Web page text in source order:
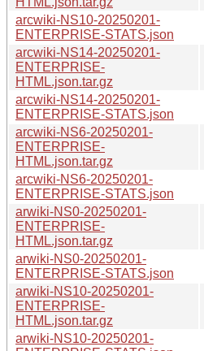
arcwiki-NS10-20250201-
ENTERPRISE-STATS.json
arcwiki-NS14-20250201-
ENTERPRISE-
HTML.json.tar.gz
arcwiki-NS14-20250201-
ENTERPRISE-STATS.json
arcwiki-NS6-20250201-
ENTERPRISE-
HTML.json.tar.gz
arcwiki-NS6-20250201-
ENTERPRISE-STATS.json
arwiki-NS0-20250201-
ENTERPRISE-
HTML.json.tar.gz
arwiki-NS0-20250201-
ENTERPRISE-STATS.json
arwiki-NS10-20250201-
ENTERPRISE-
HTML.json.tar.gz
arwiki-NS10-20250201-